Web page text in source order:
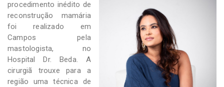
procedimento inédito de
reconstrução mamária
foi realizado em
Campos pela
mastologista, no
Hospital Dr. Beda. A
cirurgiã trouxe para a
região uma técnica de